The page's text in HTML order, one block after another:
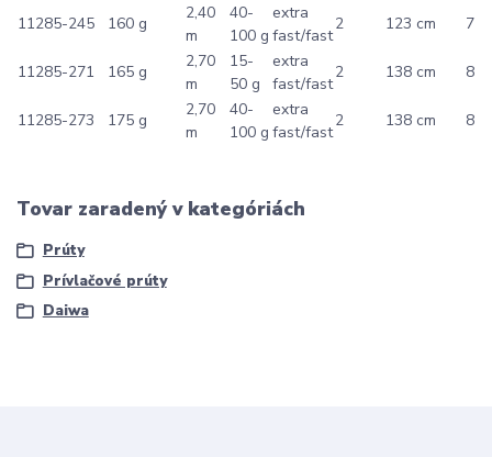
11285-245 160 g
2,40
m
40-
100 g
extra
fast/fast
2 123 cm 7
11285-271 165 g
2,70
m
15-
50 g
extra
fast/fast
2 138 cm 8
11285-273 175 g
2,70
m
40-
100 g
extra
fast/fast
2 138 cm 8
Tovar zaradený v kategóriách
Prúty
Prívlačové prúty
Daiwa